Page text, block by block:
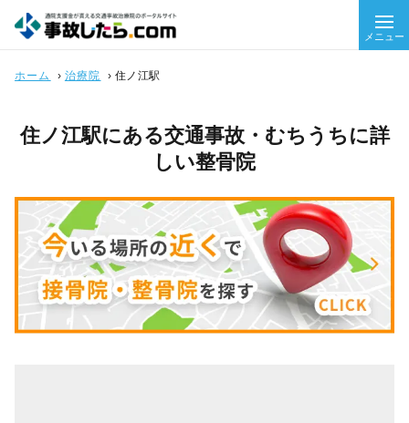
メニュー
ホーム › 治療院 › 住ノ江駅
住ノ江駅にある交通事故・むちうちに詳
しい整骨院